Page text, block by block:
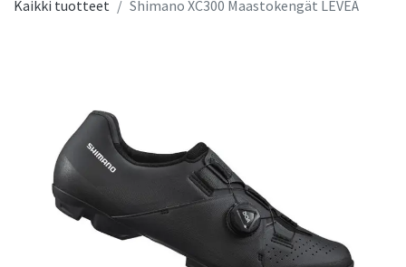
Kaikki tuotteet Shimano XC300 Maastokengät LEVEÄ